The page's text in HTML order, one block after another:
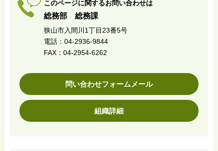
このページに関するお問い合わせは
総務部 総務課
狭山市入間川1丁目23番5号
電話：04-2936-9844
FAX：04-2954-6262
問い合わせフォームメール
組織詳細